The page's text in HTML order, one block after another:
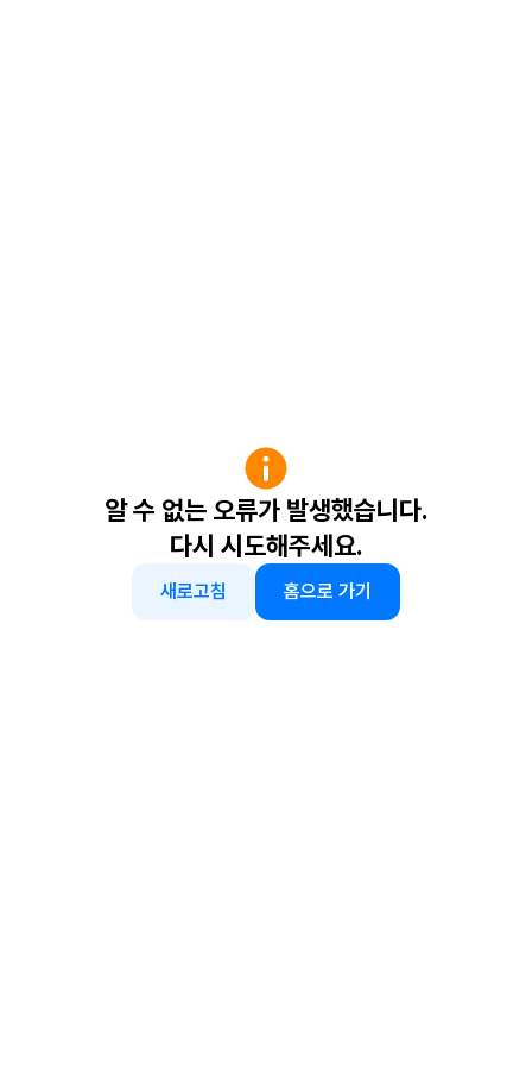
알 수 없는 오류가 발생했습니다.
다시 시도해주세요.
새로고침 홈으로 가기